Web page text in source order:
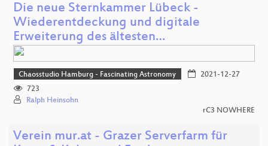
Die neue Sternkammer Lübeck -
Wiederentdeckung und digitale
Erweiterung des ältesten…
Chaosstudio Hamburg - Fascinating Astronomy
2021-12-27
723
Ralph Heinsohn
rC3 NOWHERE
Verein mur.at - Grazer Serverfarm für